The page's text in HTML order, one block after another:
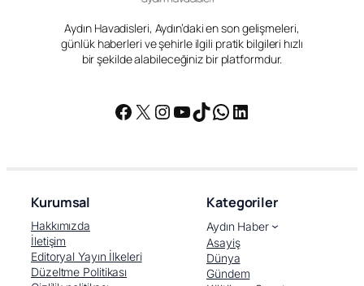
Aydın Havadisleri, Aydın’daki en son gelişmeleri,
günlük haberleri ve şehirle ilgili pratik bilgileri hızlı
bir şekilde alabileceğiniz bir platformdur.
Facebook
X Instagram
YouTube
TikTok
WhatsApp
LinkedIn
Kurumsal
Hakkımızda
İletişim
Editoryal Yayın İlkeleri
Düzeltme Politikası
Kategoriler
Aydın Haber
Asayiş
Dünya
Gündem